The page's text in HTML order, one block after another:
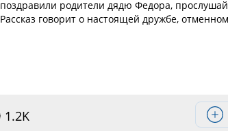
поздравили родители дядю Федора,
Рассказ говорит о настоящей дружбе,
1.2K